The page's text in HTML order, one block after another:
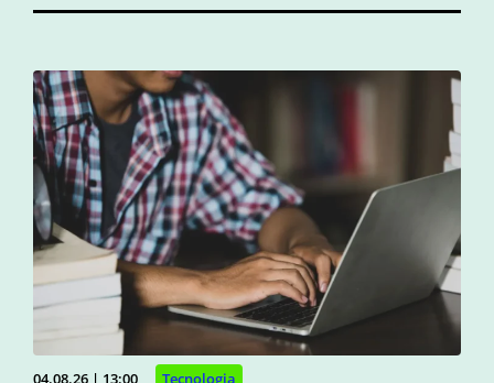
04.08.26 | 13:00 Tecnologia